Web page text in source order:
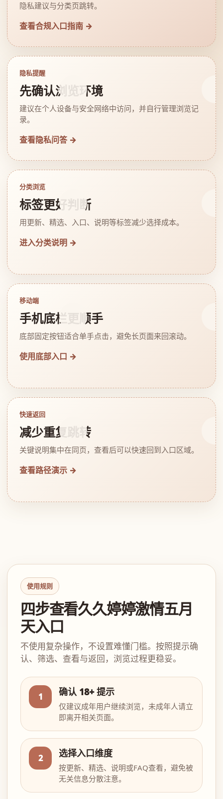
隐私建议与分类页跳转。
查看合规入口指南 →
隐私提醒
先确认浏览环境
建议在个人设备与安全网络中访问，并自行管理浏览记
录。
查看隐私问答 →
分类浏览
标签更好判断
用更新、精选、入口、说明等标签减少选择成本。
进入分类说明 →
移动端
手机底栏更顺手
底部固定按钮适合单手点击，避免长页面来回滚动。
使用底部入口 →
快速返回
减少重复跳转
关键说明集中在同页，查看后可以快速回到入口区域。
查看路径演示 →
使用规则
四步查看久久婷婷激情五月
天入口
不使用复杂操作，不设置难懂门槛。按照提示确
认、筛选、查看与返回，浏览过程更稳妥。
1 确认 18+ 提示
仅建议成年用户继续浏览，未成年人请立
即离开相关页面。
2 选择入口维度
按更新、精选、说明或FAQ查看，避免被
无关信息分散注意。